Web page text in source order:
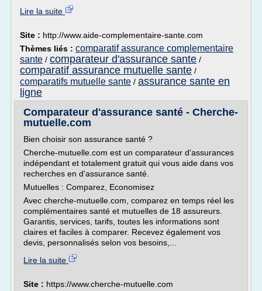
Lire la suite
Site : http://www.aide-complementaire-sante.com
Thèmes liés : comparatif assurance complementaire
sante / comparateur d'assurance sante /
comparatif assurance mutuelle sante /
comparatifs mutuelle sante / assurance sante en
ligne
Comparateur d'assurance santé - Cherche-
mutuelle.com
Bien choisir son assurance santé ?
Cherche-mutuelle.com est un comparateur d'assurances
indépendant et totalement gratuit qui vous aide dans vos
recherches en d'assurance santé.
Mutuelles : Comparez, Economisez
Avec cherche-mutuelle.com, comparez en temps réel les
complémentaires santé et mutuelles de 18 assureurs.
Garantis, services, tarifs, toutes les informations sont
claires et faciles à comparer. Recevez également vos
devis, personnalisés selon vos besoins,...
Lire la suite
Site : https://www.cherche-mutuelle.com